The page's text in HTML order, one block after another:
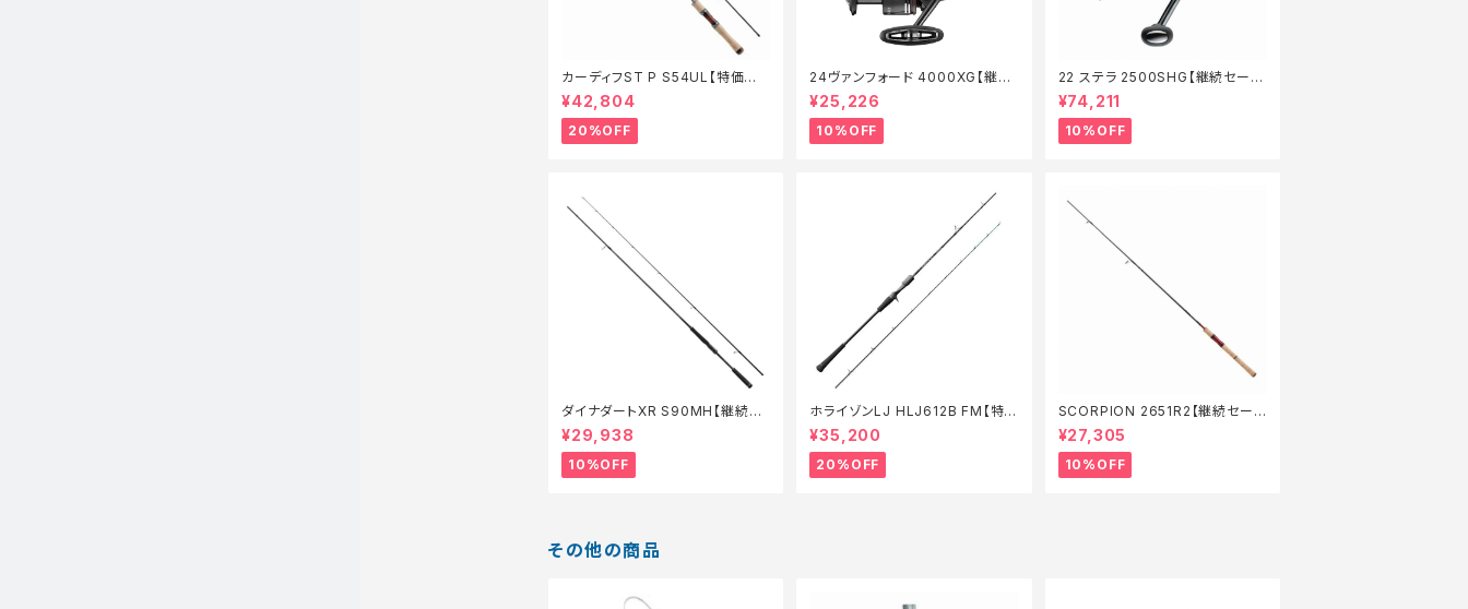
カーディフST P S54UL【特価ロッ
ド】【20】
¥42,804
20%OFF
24ヴァンフォード 4000XG【継続
セール_リール】【10】
¥25,226
10%OFF
22 ステラ 2500SHG【継続セール
_リール】【10】
¥74,211
10%OFF
ダイナダートXR S90MH【継続セ
ール_ロッド】【10】
¥29,938
10%OFF
ホライゾンLJ HLJ612B FM【特価
ロッド】【20】
¥35,200
20%OFF
SCORPION 2651R2【継続セール
_ロッド】【10】
¥27,305
10%OFF
その他の商品